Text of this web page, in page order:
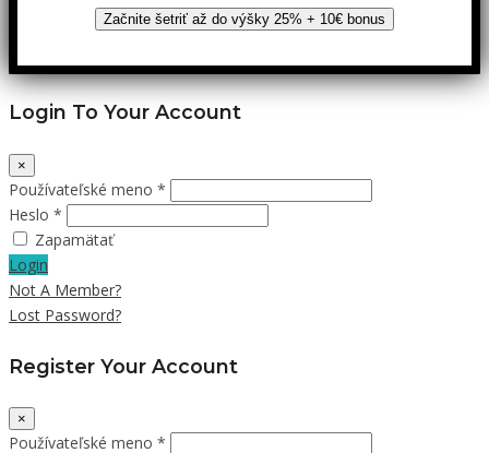
Začnite šetriť až do výšky 25% + 10€ bonus
Login To Your Account
×
Používateľské meno *
Heslo *
Zapamätať
Login
Not A Member?
Lost Password?
Register Your Account
×
Používateľské meno *